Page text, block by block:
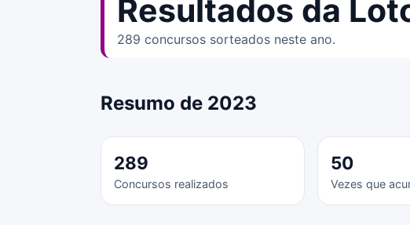
Resultados da
289 concursos sorteados neste ano.
Resumo de 2023
289
Concursos realizados
50
Vezes que